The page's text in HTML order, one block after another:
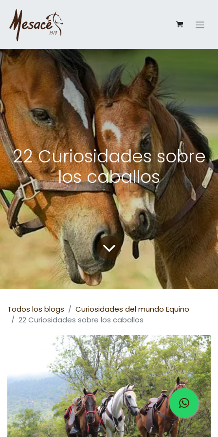
22 Curiosidades sobre
los caballos
Todos los blogs
Curiosidades del mundo Equino
22 Curiosidades sobre los caballos